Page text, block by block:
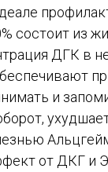
состоит
ДГК в
и
от ДКГ и